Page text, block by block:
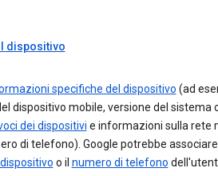
dispositivo
specifiche del dispositivo (ad
dispositivo mobile, versione del sistema
dei dispositivi e informazioni sulla rete
di telefono). Google potrebbe
o il numero di telefono